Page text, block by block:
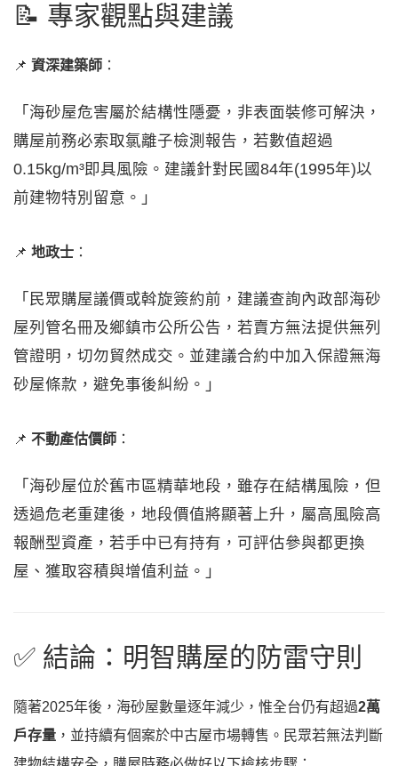
📝 專家觀點與建議
📌 資深建築師 ：
「海砂屋危害屬於結構性隱憂，非表面裝修可解決，
購屋前務必索取氯離子檢測報告，若數值超過
0.15kg/m³即具風險。建議針對民國84年(1995年)以
前建物特別留意。」
📌 地政士 ：
「民眾購屋議價或斡旋簽約前，建議查詢內政部海砂
屋列管名冊及鄉鎮市公所公告，若賣方無法提供無列
管證明，切勿貿然成交。並建議合約中加入保證無海
砂屋條款，避免事後糾紛。」
📌 不動產估價師 ：
「海砂屋位於舊市區精華地段，雖存在結構風險，但
透過危老重建後，地段價值將顯著上升，屬高風險高
報酬型資產，若手中已有持有，可評估參與都更換
屋、獲取容積與增值利益。」
✅ 結論：明智購屋的防雷守則
隨著2025年後，海砂屋數量逐年減少，惟全台仍有超過2萬
戶存量 ，並持續有個案於中古屋市場轉售。民眾若無法判斷